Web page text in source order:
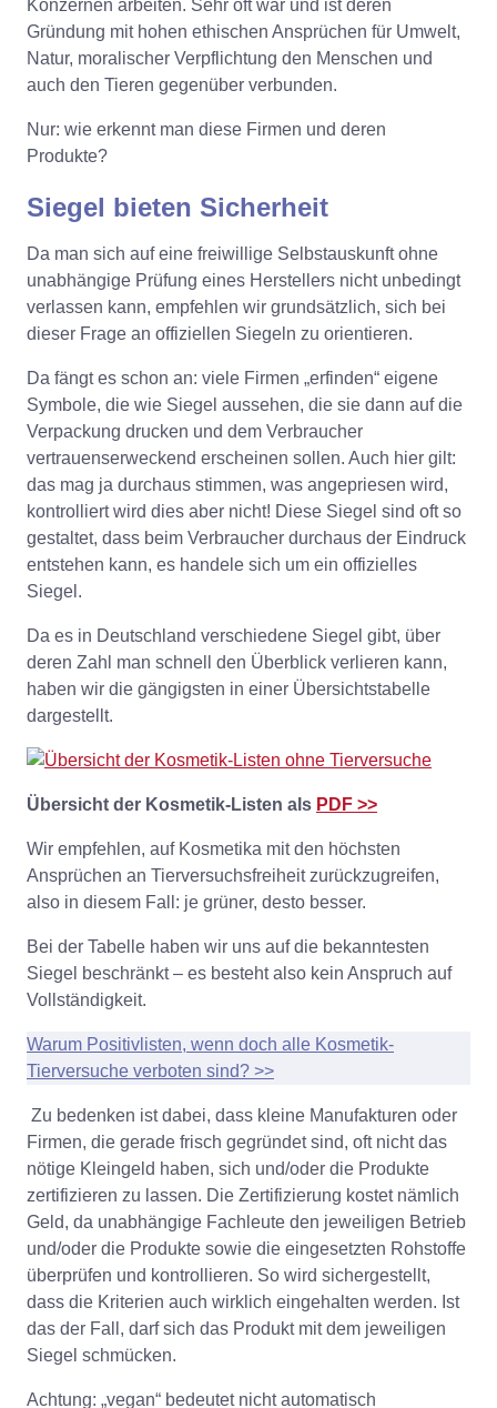
Konzernen arbeiten. Sehr oft war und ist deren
Gründung mit hohen ethischen Ansprüchen für Umwelt,
Natur, moralischer Verpflichtung den Menschen und
auch den Tieren gegenüber verbunden.
Nur: wie erkennt man diese Firmen und deren
Produkte?
Siegel bieten Sicherheit
Da man sich auf eine freiwillige Selbstauskunft ohne
unabhängige Prüfung eines Herstellers nicht unbedingt
verlassen kann, empfehlen wir grundsätzlich, sich bei
dieser Frage an offiziellen Siegeln zu orientieren.
Da fängt es schon an: viele Firmen „erfinden“ eigene
Symbole, die wie Siegel aussehen, die sie dann auf die
Verpackung drucken und dem Verbraucher
vertrauenserweckend erscheinen sollen. Auch hier gilt:
das mag ja durchaus stimmen, was angepriesen wird,
kontrolliert wird dies aber nicht! Diese Siegel sind oft so
gestaltet, dass beim Verbraucher durchaus der Eindruck
entstehen kann, es handele sich um ein offizielles
Siegel.
Da es in Deutschland verschiedene Siegel gibt, über
deren Zahl man schnell den Überblick verlieren kann,
haben wir die gängigsten in einer Übersichtstabelle
dargestellt.
Übersicht der Kosmetik-Listen als PDF >>
Wir empfehlen, auf Kosmetika mit den höchsten
Ansprüchen an Tierversuchsfreiheit zurückzugreifen,
also in diesem Fall: je grüner, desto besser.
Bei der Tabelle haben wir uns auf die bekanntesten
Siegel beschränkt – es besteht also kein Anspruch auf
Vollständigkeit.
Warum Positivlisten, wenn doch alle Kosmetik-
Tierversuche verboten sind? >>
Zu bedenken ist dabei, dass kleine Manufakturen oder
Firmen, die gerade frisch gegründet sind, oft nicht das
nötige Kleingeld haben, sich und/oder die Produkte
zertifizieren zu lassen. Die Zertifizierung kostet nämlich
Geld, da unabhängige Fachleute den jeweiligen Betrieb
und/oder die Produkte sowie die eingesetzten Rohstoffe
überprüfen und kontrollieren. So wird sichergestellt,
dass die Kriterien auch wirklich eingehalten werden. Ist
das der Fall, darf sich das Produkt mit dem jeweiligen
Siegel schmücken.
Achtung: „vegan“ bedeutet nicht automatisch